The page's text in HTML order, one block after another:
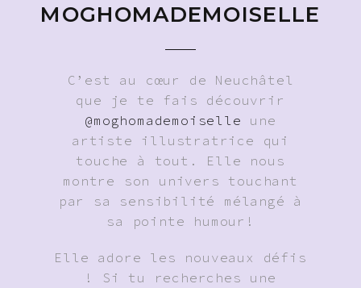
MOGHOMADEMOISELLE
C’est au cœur de Neuchâtel
que je te fais découvrir
@moghomademoiselle une
artiste illustratrice qui
touche à tout. Elle nous
montre son univers touchant
par sa sensibilité mélangé à
sa pointe humour!
Elle adore les nouveaux défis
! Si tu recherches une